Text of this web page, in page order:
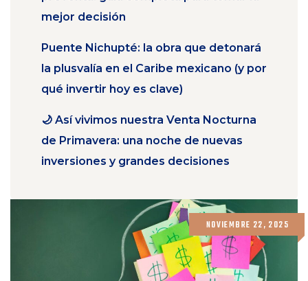
NOVIEMBRE 22, 2025
mejor decisión
Puente Nichupté: la obra que detonará
la plusvalía en el Caribe mexicano (y por
qué invertir hoy es clave)
🌙 Así vivimos nuestra Venta Nocturna
de Primavera: una noche de nuevas
inversiones y grandes decisiones